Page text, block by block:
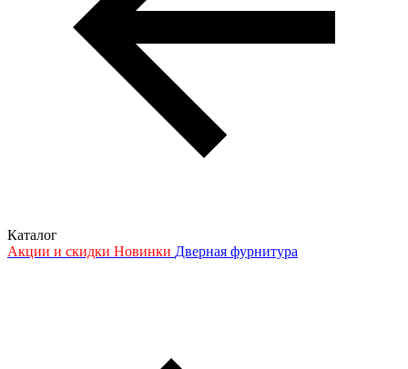
Каталог
Акции и скидки Новинки Дверная фурнитура